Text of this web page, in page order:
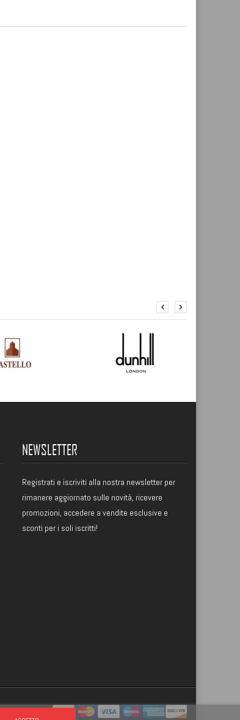
NEWSLETTER
Registrati e iscriviti alla nostra newsletter per
rimanere aggiornato sulle novità, ricevere
promozioni, accedere a vendite esclusive e
sconti per i soli iscritti!